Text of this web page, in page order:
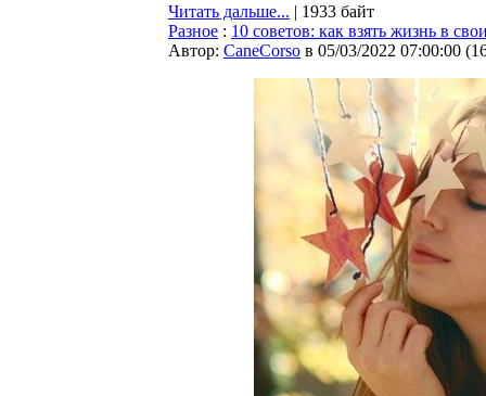
Читать дальше... | 1933 байт
Разное : 10 советов: как взять жизнь в
Автор: CaneCorso в 05/03/2022 07:00:00 (